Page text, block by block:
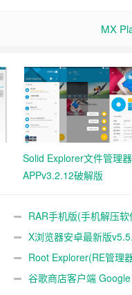
MX
Solid Explorer文件管理器
APPv3.2.12破解版
RAR手机版(手机解压
X浏览器安卓最新版
Root Explorer(RE管理
谷歌商店客户端